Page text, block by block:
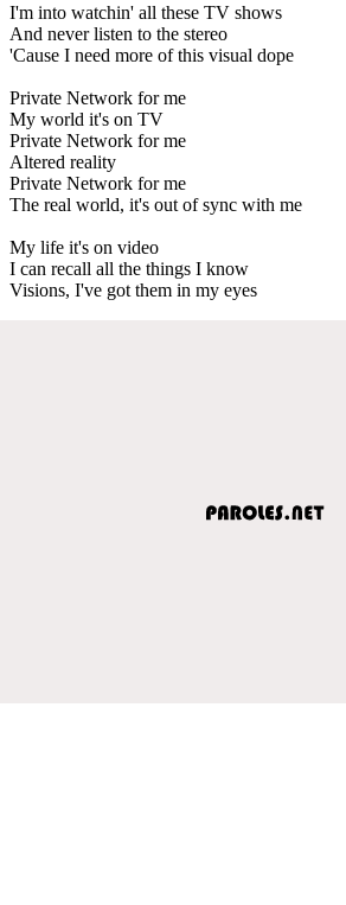
I'm into watchin' all these TV shows
And never listen to the stereo
'Cause I need more of this visual dope
Private Network for me
My world it's on TV
Private Network for me
Altered reality
Private Network for me
The real world, it's out of sync with me
My life it's on video
I can recall all the things I know
Visions, I've got them in my eyes